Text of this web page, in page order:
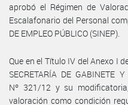
aprobó el Régimen de
Escalafonario del Personal
DE EMPLEO PÚBLICO (SINEP).
Que en el Título IV del Anexo I
SECRETARÍA DE GABINETE
Nº 321/12 y su
valoración como condición